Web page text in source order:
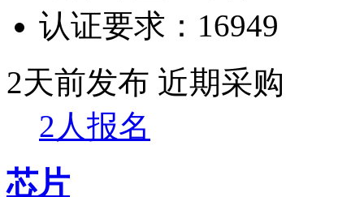
认证要求： 16949
2天前发布 近期采购
2人报名
芯片